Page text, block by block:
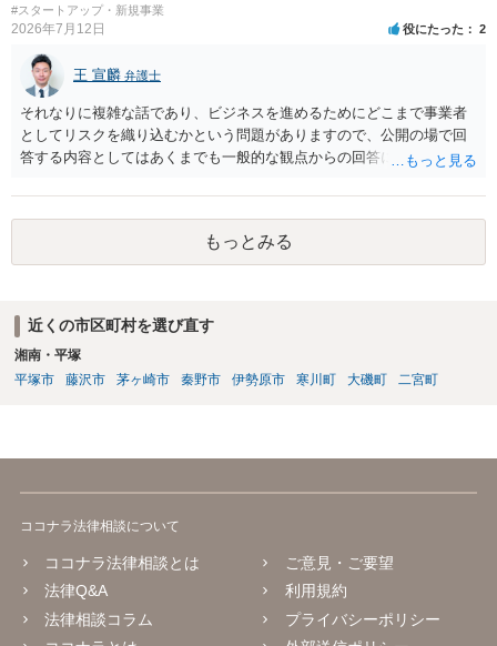
#スタートアップ・新規事業
2026年7月12日 役にたった 2
王 宣麟 弁護士
それなりに複雑な話であり、ビジネスを進めるためにどこまで事業者
としてリスクを織り込むかという問題がありますので、公開の場で回
答する内容としてはあくまでも一般的な観点からの回答になります
授業・言語コーチング」と明確に位置付け、サーフィンや農業体験、
工場見学等のアクティビティは、旅行商品ではなく授業に付随した無
償の交流・学習機会として整理すること。 ・宿泊・交通・レンタカー
等の契約主体および支払は常にクライアント本人と事業者の間で完結
ないこと。 ・利用規約・免責条項では、①講師は旅行業者ではなく運
送・宿泊等のサービス提供者とは独立した立場であること、②参加者
の移動・アクティビティ参加は自己の判断と責任によること、③講師
の故意・重大な過失を除く範囲で事故等についての責任を限定するこ
もっとみる
近くの市区町村を選び直す
湘南・平塚
平塚市
藤沢市 茅ヶ崎市 秦野市 伊勢原市 寒川町 大磯町 二宮町
ココナラ法律相談について
ココナラ法律相談とは
法律Q&A
法律相談コラム
ご意見・ご要望
利用規約
プライバシーポリシー